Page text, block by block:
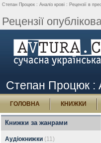
Степан Процюк : Аналіз крові : Рецензії в
Рецензії
Степан Процюк :
ГОЛОВНА КНИЖКИ
Книжки за жанрами
Аудіокнижки (11)